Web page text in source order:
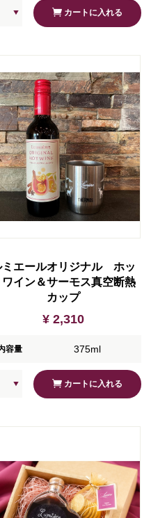
カートに入れる
ミエールオリジナル ホッ
ワイン＆サーモス真空断熱
カップ
¥ 2,310
容量 375ml
カートに入れる